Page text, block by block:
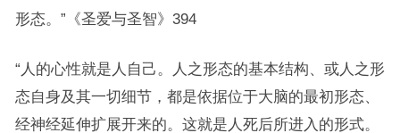
形态。”《圣爱与圣智》394
“人的心性就是人自己。人之形态的基本结构、或人之形
态自身及其一切细节，都是依据位于大脑的最初形态、
经神经延伸扩展开来的。这就是人死后所进入的形式。